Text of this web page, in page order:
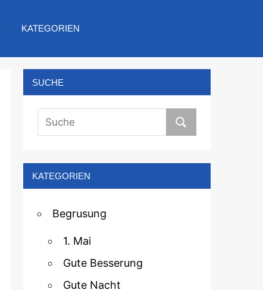
KATEGORIEN
SUCHE
KATEGORIEN
Begrusung
1. Mai
Gute Besserung
Gute Nacht